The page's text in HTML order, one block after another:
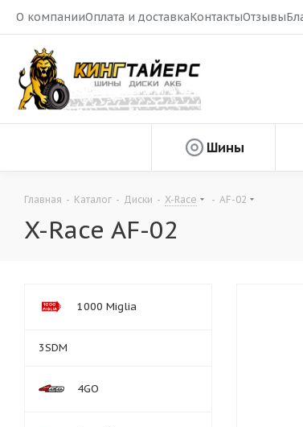
О компанииОплата и доставкаКонтактыОтзывы
Шины
Главная - Каталог - Диски - X-Race - AF-02
X-Race AF-02
1000 Miglia
3SDM
4GO